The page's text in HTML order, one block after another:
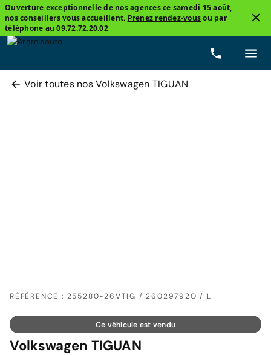
Ouverture exceptionnelle de nos agences ce samedi 15 août,
nos conseillers vous accueillent. Prenez rendez-vousou par
téléphone au09.72.72.20.02
Voir toutes nos Volkswagen TIGUAN
RÉFÉRENCE : 255280-26VTIG / 26029792O / L
Ce véhicule est vendu
Volkswagen TIGUAN